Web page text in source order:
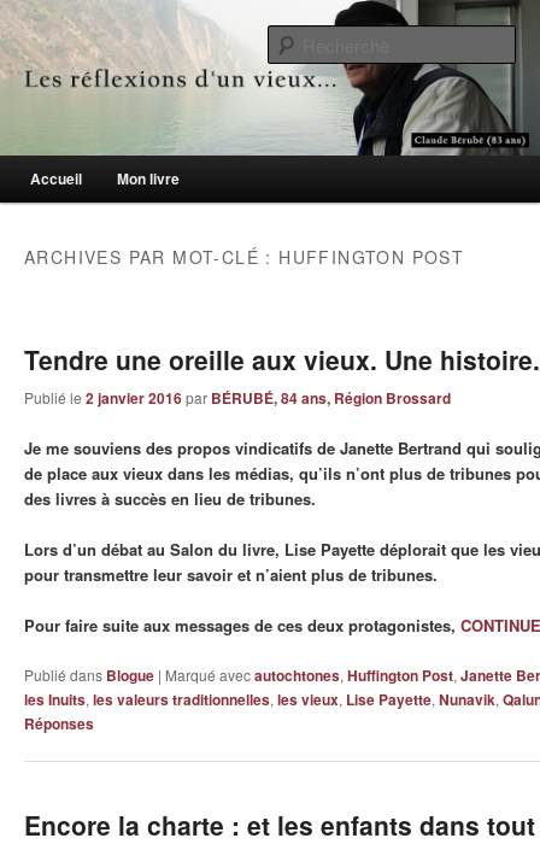
Les réflexions d'un vieux…
Le blogue des aînés de 65 ans et +
Menu principal
Aller au contenu principal
Aller au contenu secondaire
Accueil Mon livre
ARCHIVES PAR MOT-CLÉ : HUFFINGTON POST
Tendre une oreille aux vieux. Une histoire.
Publié le 2 janvier 2016par BÉRUBÉ, 84 ans, Région Brossard
Je me souviens des propos vindicatifs de Janette Bertrand qui
de place aux vieux dans les médias, qu’ils n’ont plus de tribunes
des livres à succès en lieu de tribunes.
Lors d’un débat au Salon du livre, Lise Payette déplorait que les
pour transmettre leur savoir et n’aient plus de tribunes.
Pour faire suite aux messages de ces deux protagonistes,
Publié dans Blogue | Marqué avecautochtones, Huffington Post, Janette
les Inuits, les valeurs traditionnelles, les vieux, Lise Payette, Nunavik,
Réponses
Encore la charte : et les enfants dans